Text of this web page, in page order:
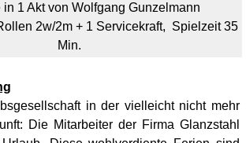
in 1 Akt von Wolfgang Gunzelmann
2w/2m + 1 Servicekraft, Spielzeit 35
Min.
in der vielleicht nicht mehr
Die Mitarbeiter der Firma Glanzstahl